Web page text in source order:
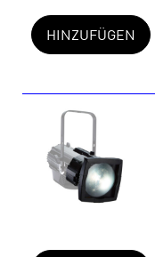
HINZUFÜGEN